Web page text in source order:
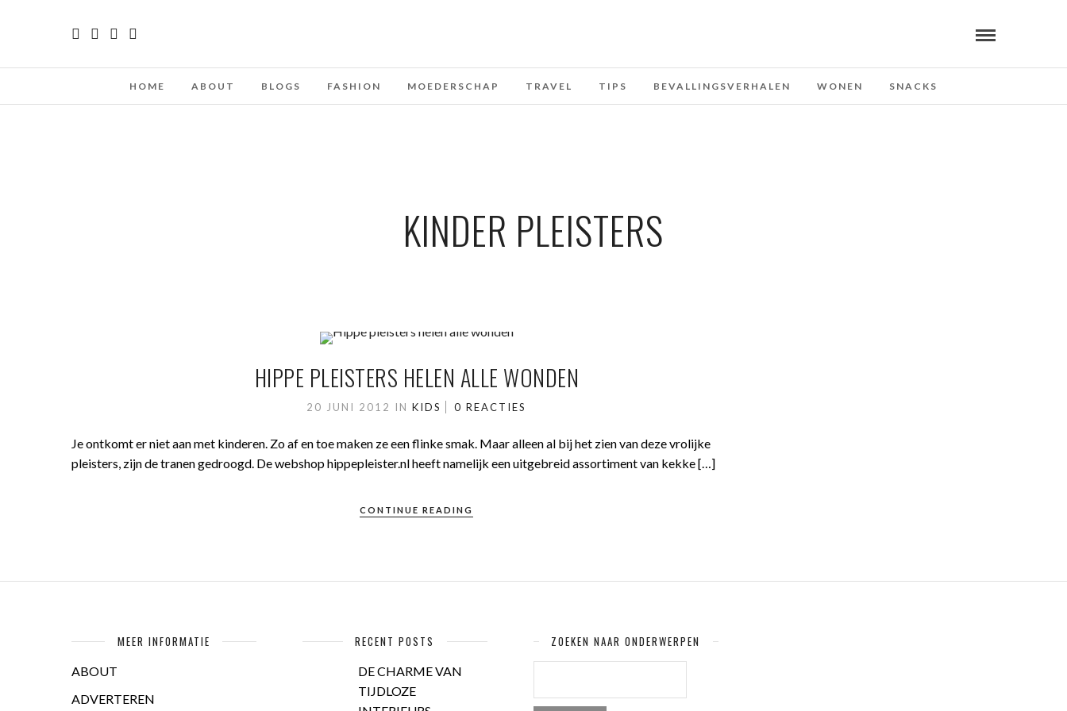
HOME ABOUT BLOGS FASHION MOEDERSCHAP TRAVEL TIPS BEVALLINGSVERHALEN WONEN SNACKS
KINDER PLEISTERS
HIPPE PLEISTERS HELEN ALLE WONDEN
20 JUNI 2012 INKIDS 0 REACTIES
Je ontkomt er niet aan met kinderen. Zo af en toe maken ze een flinke smak. Maar alleen al bij het zien van deze vrolijke
pleisters, zijn de tranen gedroogd. De webshop hippepleister.nl heeft namelijk een uitgebreid assortiment van kekke […]
CONTINUE READING
MEER INFORMATIE
ABOUT
ADVERTEREN
RECENT POSTS
DE CHARME VAN
TIJDLOZE
ZOEKEN NAAR ONDERWERPEN